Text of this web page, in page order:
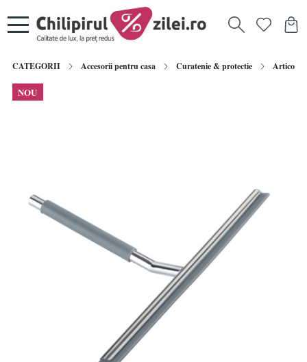
CATEGORII Accesorii pentru casa Curatenie & protectie Articole
NOU